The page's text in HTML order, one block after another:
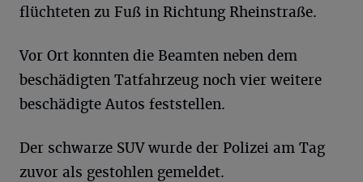
flüchteten zu Fuß in Richtung Rheinstraße.
Vor Ort konnten die Beamten neben dem
beschädigten Tatfahrzeug noch vier weitere
beschädigte Autos feststellen.
Der schwarze SUV wurde der Polizei am Tag
zuvor als gestohlen gemeldet.